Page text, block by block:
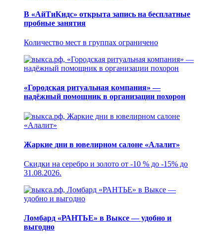
В «АйТиКидс» открыта запись на бесплатные
пробные занятия
Количество мест в группах ограничено
«Городская ритуальная компания» —
надёжный помощник в организации похорон
Жаркие дни в ювелирном салоне «Алалит»
Скидки на серебро и золото от -10 % до -15% до
31.08.2026.
Ломбард «РАНТЬЕ» в Выксе — удобно и
выгодно